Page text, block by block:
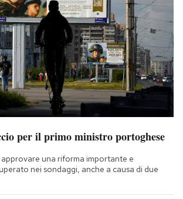
per il primo ministro portoghese
una riforma importante e
nei sondaggi, anche a causa di due